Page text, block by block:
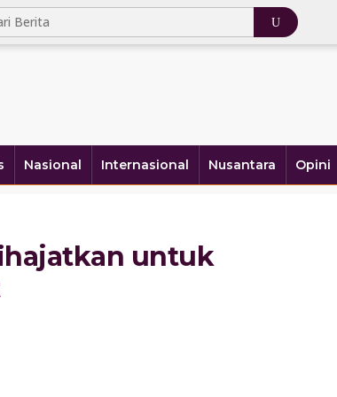
Nasional Internasional Nusantara Opini
untuk